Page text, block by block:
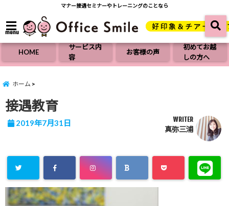
マナー接遇セミナーやトレーニングのことなら
menu
HOME
サービス内
容
お客様の声
初めてお越
しの方へ
ホーム
接遇教育
2019年7月31日 WRITER
真弥三浦